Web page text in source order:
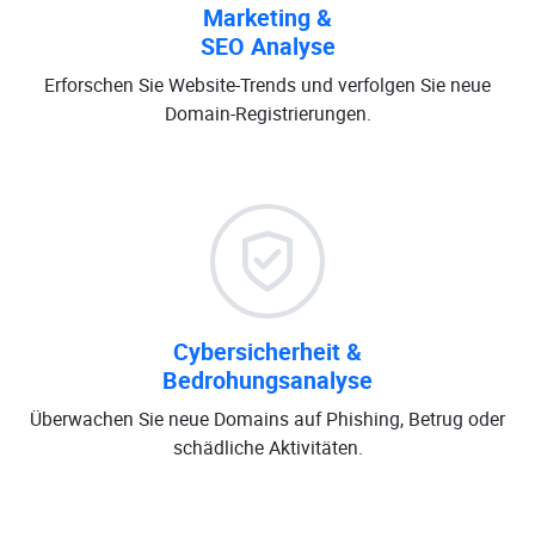
Marketing &
SEO Analyse
Erforschen Sie Website-Trends und verfolgen Sie neue
Domain-Registrierungen.
Cybersicherheit &
Bedrohungsanalyse
Überwachen Sie neue Domains auf Phishing, Betrug oder
schädliche Aktivitäten.